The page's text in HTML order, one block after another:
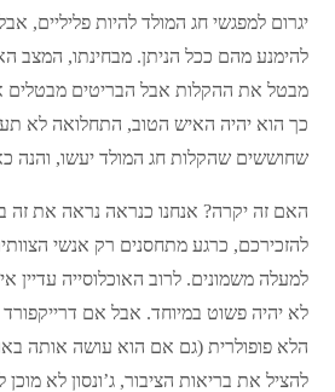
יגרום למפגשי חג המולד להיות פליליים,
להימנע מהם ככל הניתן. מבחינתו, המצב
מבטל את ההקלות אבל הבריטים מבטלים
כך הוא יהיה האיש הטוב, התחלואה לא
שחוששים שהקלות חג המולד יעשו, והנה
האם זה יקרה? אנחנו כנראה נראה את זה
להזכירכם, כרגע מתחסנים רק אנשי
למעלה משמונים. לרוב האוכלוסייה עדיין
לא יהיה פשוט במיוחד. אבל אם
הלא פופולרית (גם אם הוא עושה אותה
להציל את בריאות הציבור, ג’ונסון לא